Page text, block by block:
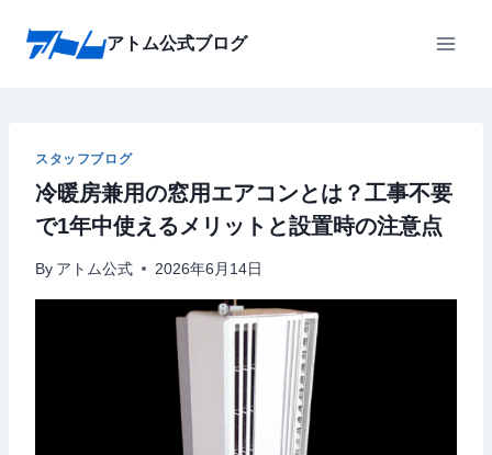
アトム公式ブログ
スタッフブログ
冷暖房兼用の窓用エアコンとは？工事不要
で1年中使えるメリットと設置時の注意点
By アトム公式 2026年6月14日